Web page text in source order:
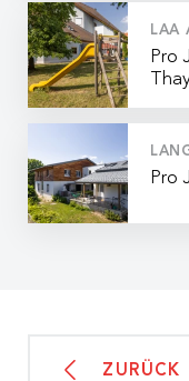
LAA
Pro
Pro
ZURÜCK